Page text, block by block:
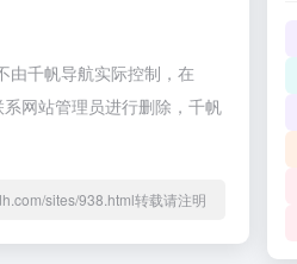
由千帆导航实际控制，在
网站管理员进行删除，千帆
sites/938.html转载请注明